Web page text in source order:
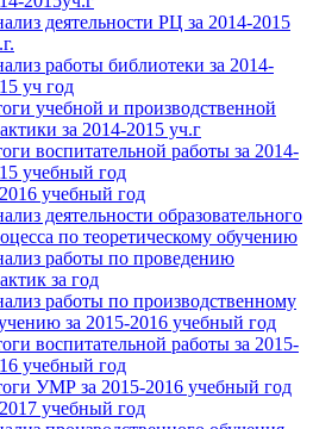
деятельности РЦ за 2014-2015
работы библиотеки за 2014-
уч год
учебной и производственной
за 2014-2015 уч.г
воспитательной работы за 2014-
учебный год
учебный год
деятельности образовательного
по теоретическому обучению
работы по проведению
за год
работы по производственному
за 2015-2016 учебный год
воспитательной работы за 2015-
учебный год
УМР за 2015-2016 учебный год
учебный год